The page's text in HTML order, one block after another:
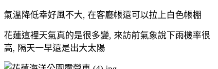
氣溫降低幸好風不大, 在客廳帳還可以拉上白色帳棚
花蓮這裡天氣真的是很多變, 來訪前氣象說下雨機率很
高, 隔天一早還是出大太陽